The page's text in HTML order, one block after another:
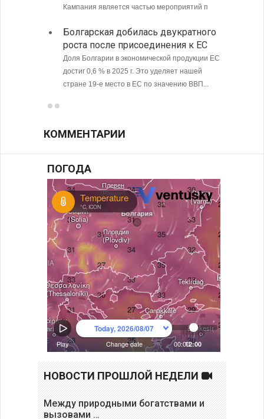
Кампания является частью мероприятий п
Болгарская добилась двукратного
роста после присоединения к ЕС
Доля Болгарии в экономической продукции ЕС
достиг 0,6 % в 2025 г. Это уделяет нашей
стране 19-е место в ЕС по значению ВВП...
КОММЕНТАРИИ
ПОГОДА
НОВОСТИ ПРОШЛОЙ НЕДЕЛИ
Между природными богатствами и
вызовами …